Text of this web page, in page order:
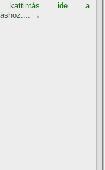
kattintás ide a
→